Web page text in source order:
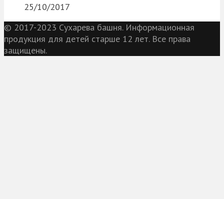
25/10/2017
© 2017-2023 Сухарева башня. Информационная
продукция для детей старше 12 лет. Все права
защищены.